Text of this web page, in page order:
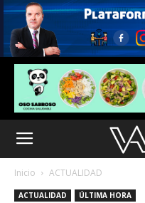
Inicio ACTUALIDAD
ACTUALIDAD ÚLTIMA HORA